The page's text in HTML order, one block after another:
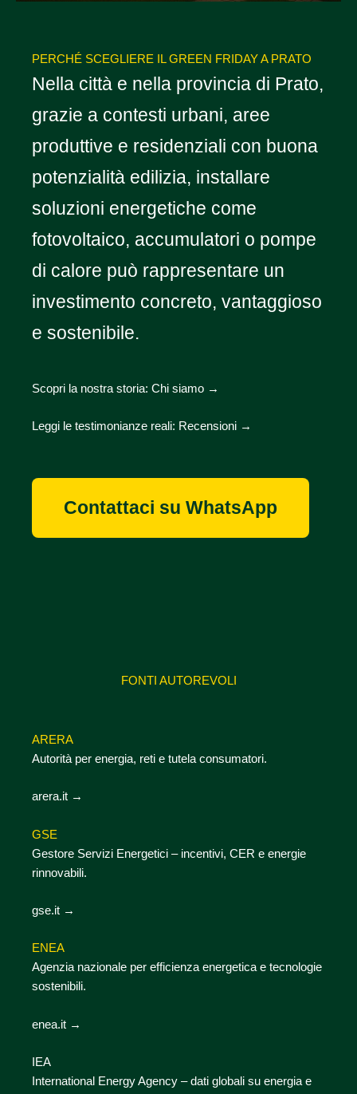
PERCHÉ SCEGLIERE IL GREEN FRIDAY A PRATO
Nella città e nella provincia di Prato,
grazie a contesti urbani, aree
produttive e residenziali con buona
potenzialità edilizia, installare
soluzioni energetiche come
fotovoltaico, accumulatori o pompe
di calore può rappresentare un
investimento concreto, vantaggioso
e sostenibile.
Scopri la nostra storia: Chi siamo →
Leggi le testimonianze reali: Recensioni →
Contattaci su WhatsApp
FONTI AUTOREVOLI
ARERA
Autorità per energia, reti e tutela consumatori.
arera.it →
GSE
Gestore Servizi Energetici – incentivi, CER e energie
rinnovabili.
gse.it →
ENEA
Agenzia nazionale per efficienza energetica e tecnologie
sostenibili.
enea.it →
IEA
International Energy Agency – dati globali su energia e